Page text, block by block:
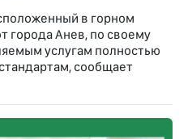
в горном
города Анев, по своему
услугам полностью
сообщает